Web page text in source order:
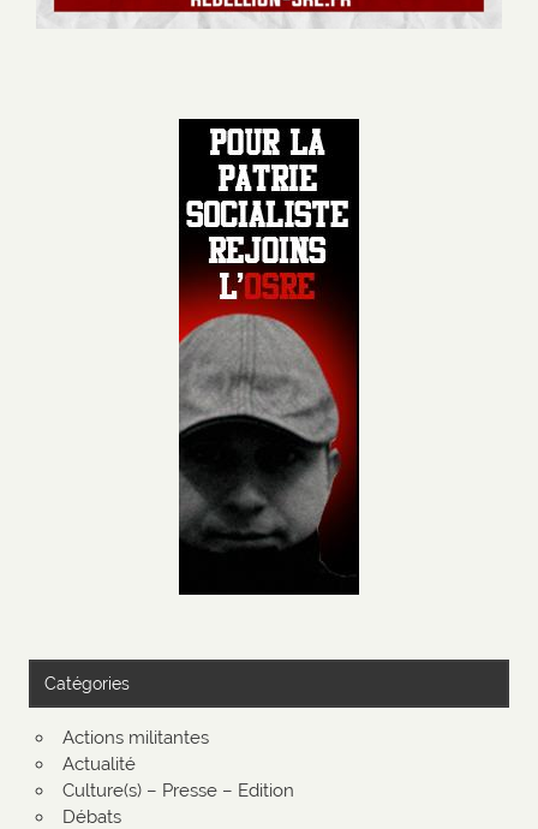
Catégories
Actions militantes
Actualité
Culture(s) – Presse – Edition
Débats